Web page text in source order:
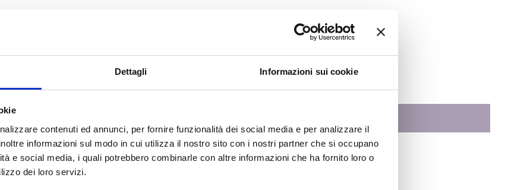
Dettagli Informazioni sui cookie
contenuti ed annunci, per fornire funzionalità dei social media e per analizzare il
informazioni sul modo in cui utilizza il nostro sito con i nostri partner che si occupano
e social media, i quali potrebbero combinarle con altre informazioni che ha fornito loro o
dei loro servizi.